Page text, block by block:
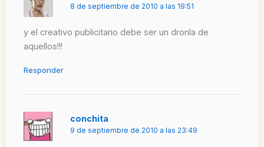
8 de septiembre de 2010 a las 19:51
y el creativo publicitario debe ser un dronla de
aquellos!!!
Responder
conchita
9 de septiembre de 2010 a las 23:49